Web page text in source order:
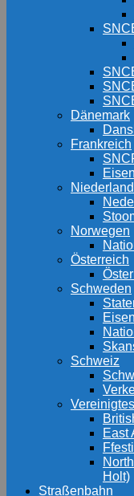
Dänemark
Frankreich
Norwegen
Österreich
Schweden
Schweiz
East
Holt)
Straßenbahn